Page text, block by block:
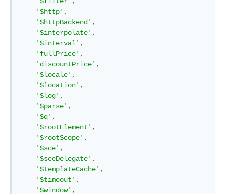
'$http' ,
'$httpBackend' ,
'$interpolate' ,
'$interval' ,
'fullPrice' ,
'discountPrice' ,
'$locale' ,
'$location' ,
'$log' ,
'$parse' ,
'$q' ,
'$rootElement' ,
'$rootScope' ,
'$sce' ,
'$sceDelegate' ,
'$templateCache' ,
'$timeout' ,
'$window' ,